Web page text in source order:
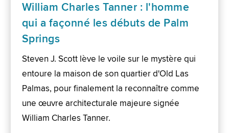
William Charles Tanner : l'homme
qui a façonné les débuts de Palm
Springs
Steven J. Scott lève le voile sur le mystère qui
entoure la maison de son quartier d'Old Las
Palmas, pour finalement la reconnaître comme
une œuvre architecturale majeure signée
William Charles Tanner.